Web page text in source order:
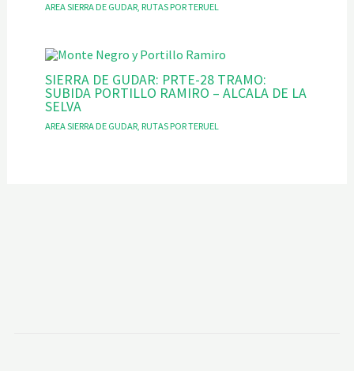
AREA SIERRA DE GUDAR, RUTAS POR TERUEL
SIERRA DE GUDAR: PRTE-28 TRAMO:
SUBIDA PORTILLO RAMIRO – ALCALA DE LA
SELVA
AREA SIERRA DE GUDAR, RUTAS POR TERUEL